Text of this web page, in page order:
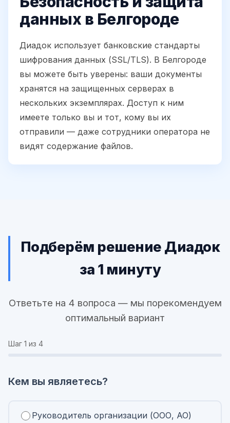
данных в Белгороде
Диадок использует банковские стандарты
шифрования данных (SSL/TLS). В Белгороде
вы можете быть уверены: ваши документы
хранятся на защищенных серверах в
нескольких экземплярах. Доступ к ним
имеете только вы и тот, кому вы их
отправили — даже сотрудники оператора не
видят содержание файлов.
Подберём решение Диадок
за 1 минуту
Ответьте на 4 вопроса — мы порекомендуем
оптимальный вариант
Шаг 1 из 4
Кем вы являетесь?
Руководитель организации (ООО, АО)